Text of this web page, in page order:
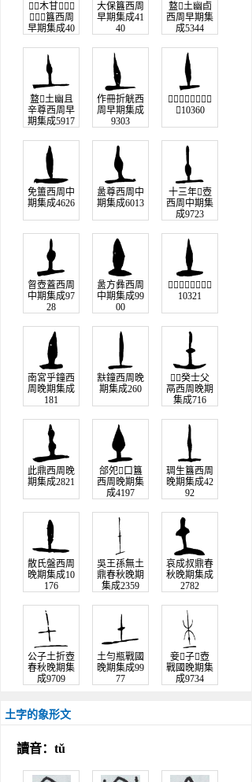
木甘𤔲土
簋西周
早期集成40
大保簋西周
早期集成41
40
盩𤔲土幽卣
西周早期集
成5344
盩𤔲土幽且
辛尊西周早
期集成5917
作冊折觥西
周早期集成
9303
𥃝圜器西周早期集
成10360
免簠西周中
期集成4626
盠尊西周中
期集成6013
十三年𤼈壺
西周中期集
成9723
曶壺蓋西周
中期集成97
28
盠方彝西周
中期集成99
00
𧻷盂西周中期集成
10321
南宮乎鐘西
周晚期集成
181
㝬鐘西周晚
期集成260
癸士父
鬲西周晚期
集成716
此鼎西周晚
期集成2821
郃夗口簋
西周晚期集
成4197
琱生簋西周
晚期集成42
92
散氏盤西周
晚期集成10
176
吳王孫無土
鼎春秋晚期
集成2359
哀成叔鼎春
秋晚期集成
2782
公子土折壺
春秋晚期集
成9709
土勻瓶戰國
晚期集成99
77
妾子𧊒壺
戰國晚期集
成9734
土字的象形文
讀音：tǔ